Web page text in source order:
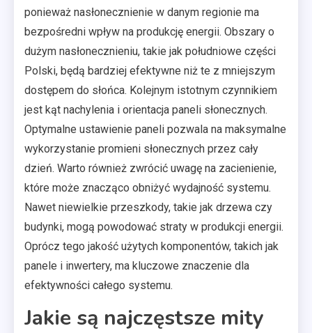
ponieważ nasłonecznienie w danym regionie ma
bezpośredni wpływ na produkcję energii. Obszary o
dużym nasłonecznieniu, takie jak południowe części
Polski, będą bardziej efektywne niż te z mniejszym
dostępem do słońca. Kolejnym istotnym czynnikiem
jest kąt nachylenia i orientacja paneli słonecznych.
Optymalne ustawienie paneli pozwala na maksymalne
wykorzystanie promieni słonecznych przez cały
dzień. Warto również zwrócić uwagę na zacienienie,
które może znacząco obniżyć wydajność systemu.
Nawet niewielkie przeszkody, takie jak drzewa czy
budynki, mogą powodować straty w produkcji energii.
Oprócz tego jakość użytych komponentów, takich jak
panele i inwertery, ma kluczowe znaczenie dla
efektywności całego systemu.
Jakie są najczęstsze mity